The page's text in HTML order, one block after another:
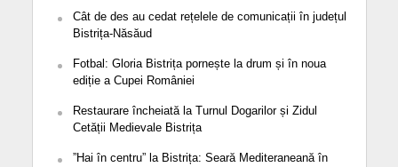
Cât de des au cedat rețelele de comunicații în județul
Bistrița-Năsăud
Fotbal: Gloria Bistrița pornește la drum și în noua
ediție a Cupei României
Restaurare încheiată la Turnul Dogarilor și Zidul
Cetății Medievale Bistrița
”Hai în centru” la Bistrița: Seară Mediteraneană în